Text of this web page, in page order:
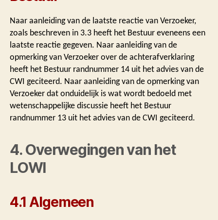
Naar aanleiding van de laatste reactie van Verzoeker,
zoals beschreven in 3.3 heeft het Bestuur eveneens een
laatste reactie gegeven. Naar aanleiding van de
opmerking van Verzoeker over de achterafverklaring
heeft het Bestuur randnummer 14 uit het advies van de
CWI geciteerd. Naar aanleiding van de opmerking van
Verzoeker dat onduidelijk is wat wordt bedoeld met
wetenschappelijke discussie heeft het Bestuur
randnummer 13 uit het advies van de CWI geciteerd.
4. Overwegingen van het
LOWI
4.1 Algemeen